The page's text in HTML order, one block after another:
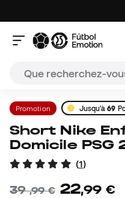
Promotion Jusqu'à69
Short Nike Enfants Kit
Domicile PSG
(1)
39,99 € 22,99 €